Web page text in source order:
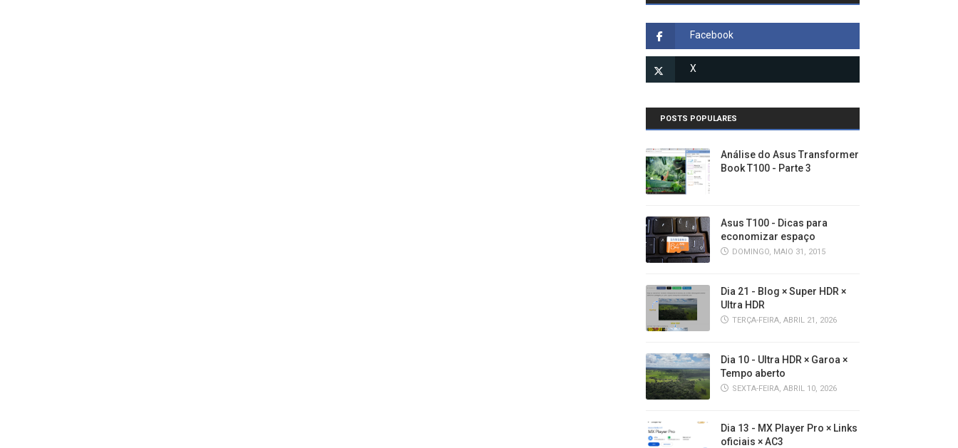
POSTS POPULARES
Análise do Asus Transformer
Book T100 - Parte 3
Asus T100 - Dicas para
economizar espaço
DOMINGO, MAIO 31, 2015
Dia 21 - Blog × Super HDR ×
Ultra HDR
TERÇA-FEIRA, ABRIL 21, 2026
Dia 10 - Ultra HDR × Garoa ×
Tempo aberto
SEXTA-FEIRA, ABRIL 10, 2026
Dia 13 - MX Player Pro × Links
oficiais × AC3